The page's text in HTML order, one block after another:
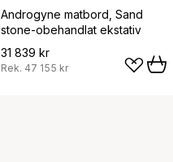
Androgyne matbord, Sand
stone-obehandlat ekstativ
31 839 kr
Rek. 47 155 kr